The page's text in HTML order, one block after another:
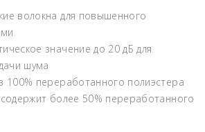
волокна для повышенного
значение до 20 дБ для
шума
100% переработанного полиэстера
содержит более 50% переработанного